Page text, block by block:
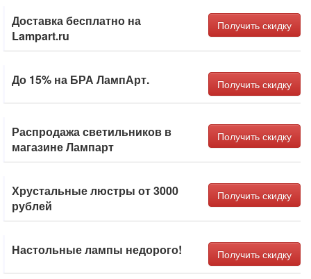
Доставка бесплатно на
Lampart.ru
Получить скидку
До 15% на БРА ЛампАрт. Получить скидку
Распродажа светильников в
магазине Лампарт
Получить скидку
Хрустальные люстры от 3000
рублей
Получить скидку
Настольные лампы недорого! Получить скидку